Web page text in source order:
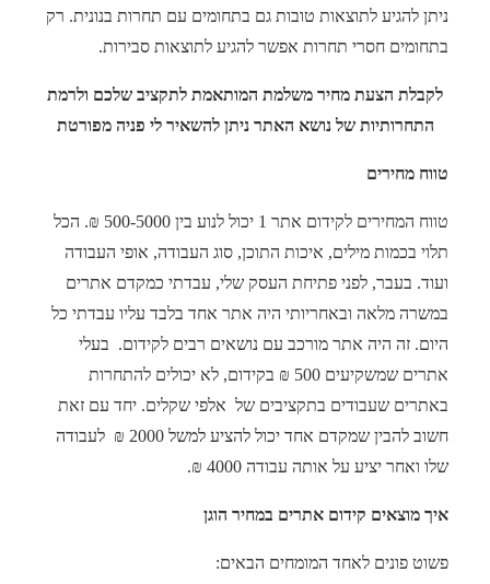
ניתן להגיע לתוצאות טובות גם בתחומים עם תחרות בנונית. רק
בתחומים חסרי תחרות אפשר להגיע לתוצאות סבירות.
לקבלת הצעת מחיר משלמת המותאמת לתקציב שלכם ולרמת
התחרותיות של נושא האתר ניתן להשאיר לי פניה מפורטת
טווח מחירים
טווח המחירים לקידום אתר 1 יכול לנוע בין 500-5000 ₪. הכל
תלוי בכמות מילים, איכות התוכן, סוג העבודה, אופי העבודה
ועוד. בעבר, לפני פתיחת העסק שלי, עבדתי כמקדם אתרים
במשרה מלאה ובאחריותי היה אתר אחד בלבד עליו עבדתי כל
היום. זה היה אתר מורכב עם נושאים רבים לקידום. בעלי
אתרים שמשקיעים 500 ₪ בקידום, לא יכולים להתחרות
באתרים שעבודים בתקציבים של אלפי שקלים. יחד עם זאת
חשוב להבין שמקדם אחד יכול להציע למשל 2000 ₪ לעבודה
שלו ואחר יציע על אותה עבודה 4000 ₪.
איך מוצאים קידום אתרים במחיר הוגן
פשוט פונים לאחד המומחים הבאים: